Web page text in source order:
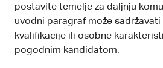
postavite temelje za daljnju
uvodni paragraf može
kvalifikacije ili osobne
pogodnim kandidatom.